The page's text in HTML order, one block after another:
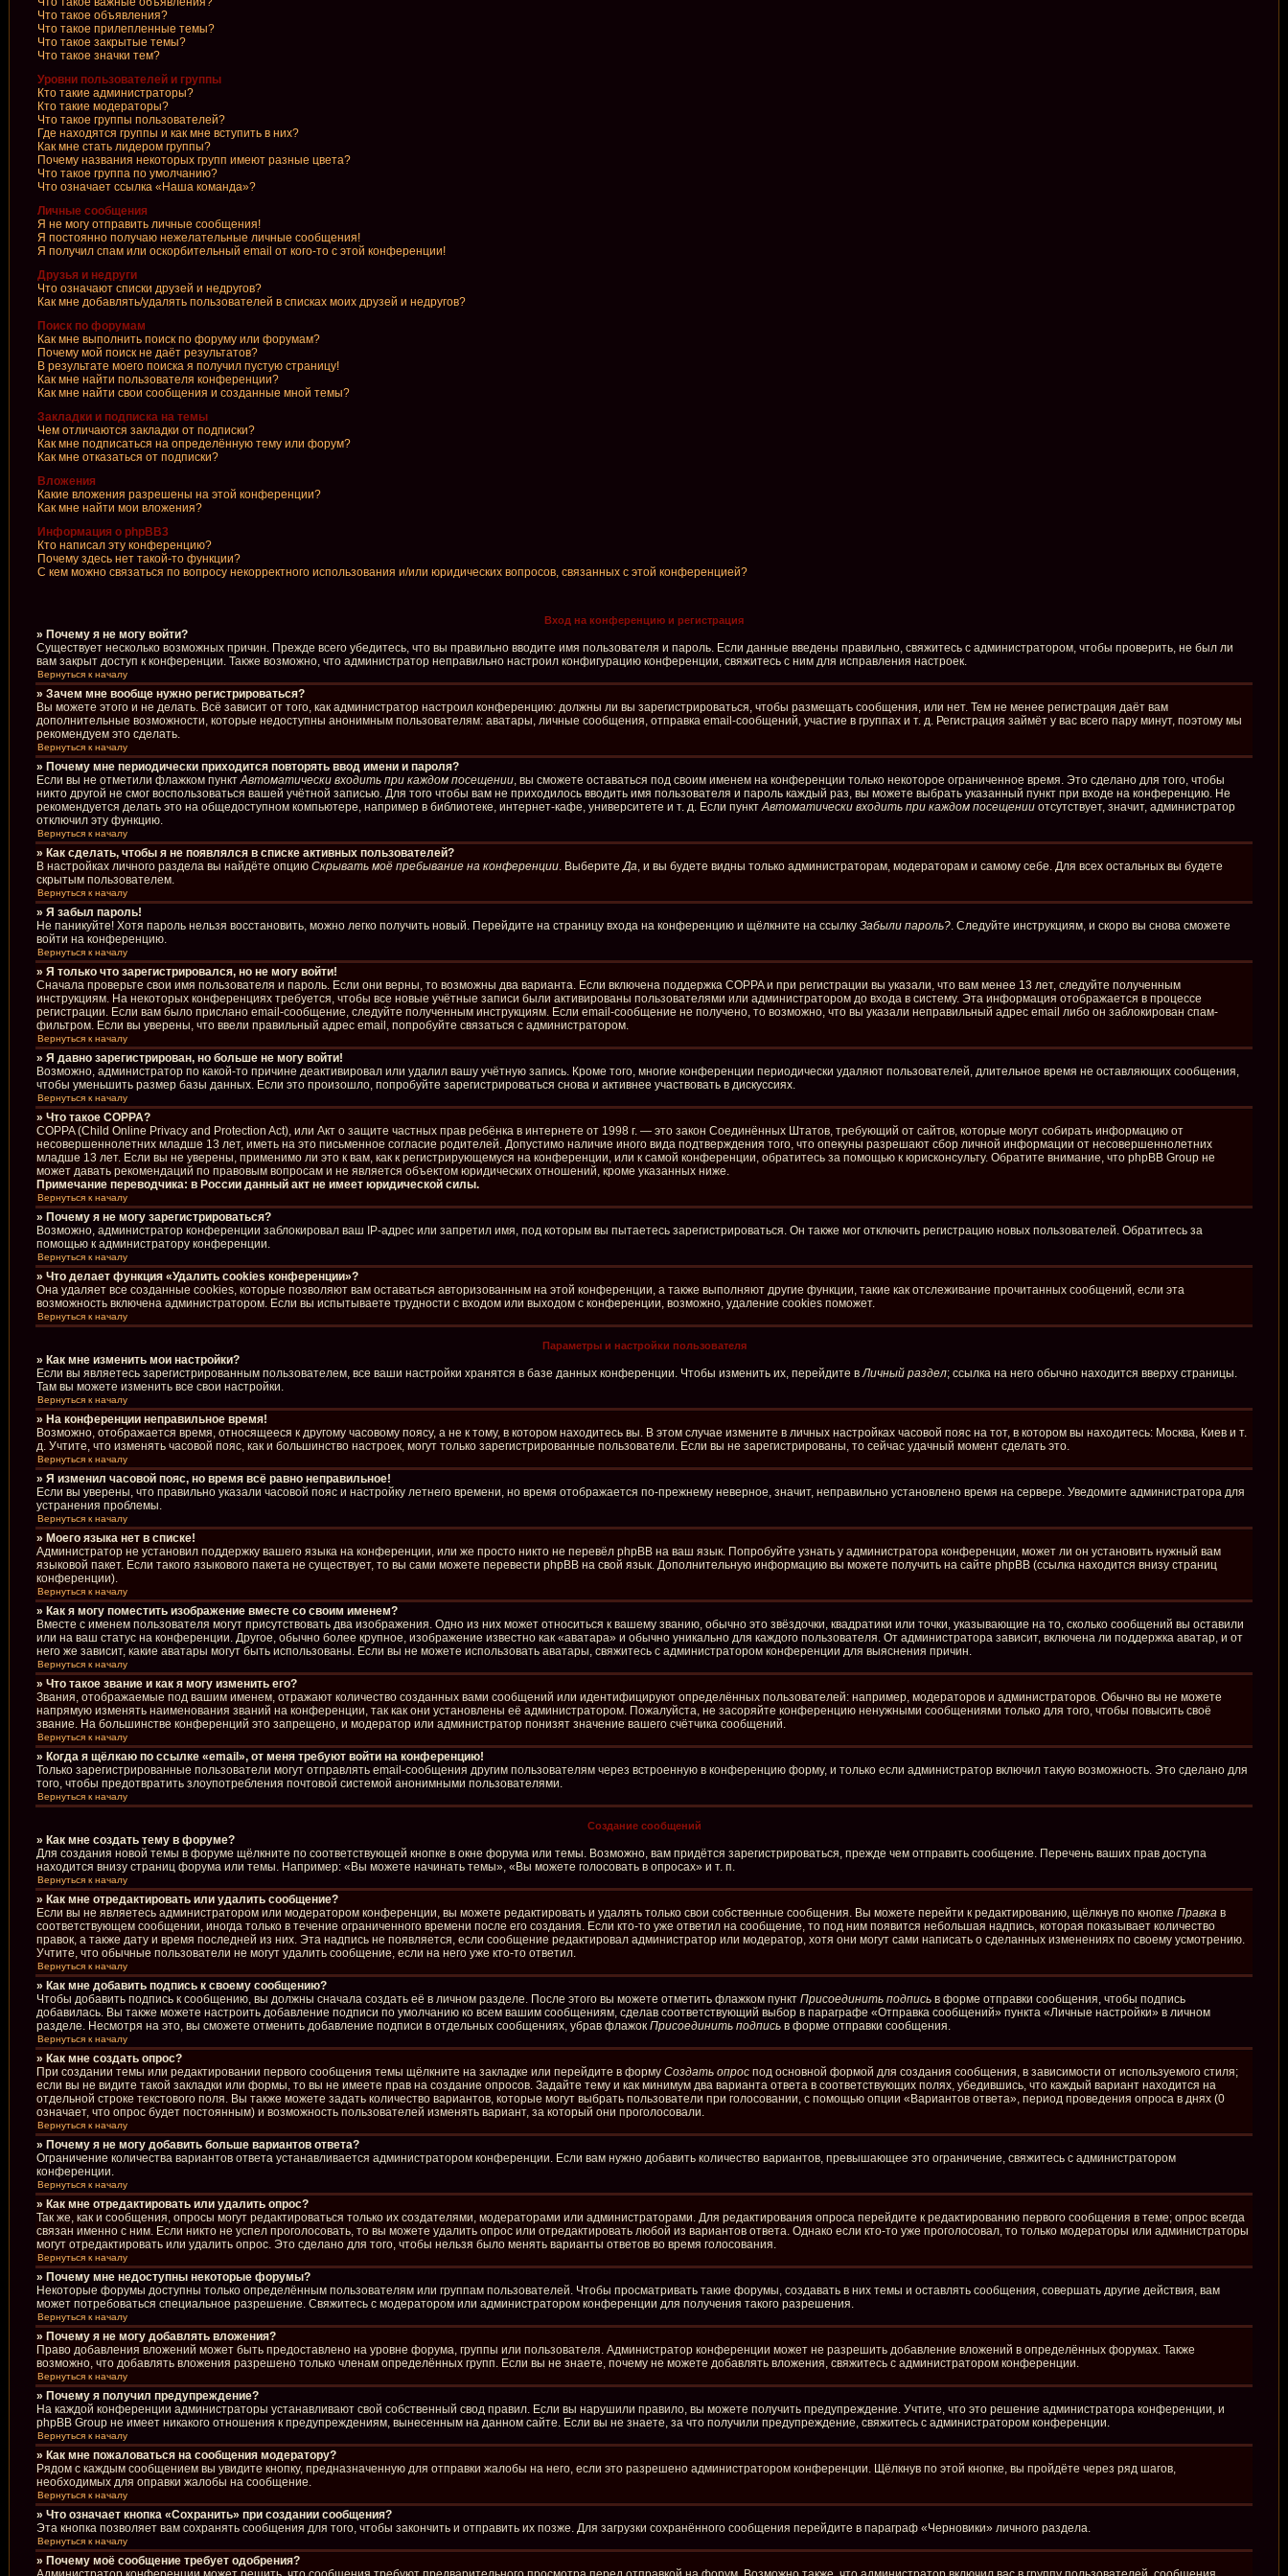
Что такое объявления?
Что такое прилепленные темы?
Что такое закрытые темы?
Что такое значки тем?
Уровни пользователей и группы
Кто такие администраторы?
Кто такие модераторы?
Что такое группы пользователей?
Где находятся группы и как мне вступить в них?
Как мне стать лидером группы?
Почему названия некоторых групп имеют разные цвета?
Что такое группа по умолчанию?
Что означает ссылка «Наша команда»?
Личные сообщения
Я не могу отправить личные сообщения!
Я постоянно получаю нежелательные личные сообщения!
Я получил спам или оскорбительный email от кого-то с этой конференции!
Друзья и недруги
Что означают списки друзей и недругов?
Как мне добавлять/удалять пользователей в списках моих друзей и недругов?
Поиск по форумам
Как мне выполнить поиск по форуму или форумам?
Почему мой поиск не даёт результатов?
В результате моего поиска я получил пустую страницу!
Как мне найти пользователя конференции?
Как мне найти свои сообщения и созданные мной темы?
Закладки и подписка на темы
Чем отличаются закладки от подписки?
Как мне подписаться на определённую тему или форум?
Как мне отказаться от подписки?
Вложения
Какие вложения разрешены на этой конференции?
Как мне найти мои вложения?
Информация о phpBB3
Кто написал эту конференцию?
Почему здесь нет такой-то функции?
С кем можно связаться по вопросу некорректного использования и/или юридических вопросов, связанных с этой конференцией?
Вход на конференцию и регистрация
» Почему я не могу войти?
Существует несколько возможных причин. Прежде всего убедитесь, что вы правильно вводите имя пользователя и пароль. Если данные введены правильно, свяжитесь с администратором, чтобы проверить, не был ли
вам закрыт доступ к конференции. Также возможно, что администратор неправильно настроил конфигурацию конференции, свяжитесь с ним для исправления настроек.
Вернуться к началу
» Зачем мне вообще нужно регистрироваться?
Вы можете этого и не делать. Всё зависит от того, как администратор настроил конференцию: должны ли вы зарегистрироваться, чтобы размещать сообщения, или нет. Тем не менее регистрация даёт вам
дополнительные возможности, которые недоступны анонимным пользователям: аватары, личные сообщения, отправка email-сообщений, участие в группах и т. д. Регистрация займёт у вас всего пару минут, поэтому мы
рекомендуем это сделать.
Вернуться к началу
» Почему мне периодически приходится повторять ввод имени и пароля?
Если вы не отметили флажком пунктАвтоматически входить при каждом посещении, вы сможете оставаться под своим именем на конференции только некоторое ограниченное время. Это сделано для того, чтобы
никто другой не смог воспользоваться вашей учётной записью. Для того чтобы вам не приходилось вводить имя пользователя и пароль каждый раз, вы можете выбрать указанный пункт при входе на конференцию. Не
рекомендуется делать это на общедоступном компьютере, например в библиотеке, интернет-кафе, университете и т. д. Если пунктАвтоматически входить при каждом посещении отсутствует, значит, администратор
отключил эту функцию.
Вернуться к началу
» Как сделать, чтобы я не появлялся в списке активных пользователей?
В настройках личного раздела вы найдёте опцию Скрывать моё пребывание на конференции. ВыберитеДа, и вы будете видны только администраторам, модераторам и самому себе. Для всех остальных вы будете
скрытым пользователем.
Вернуться к началу
» Я забыл пароль!
Не паникуйте! Хотя пароль нельзя восстановить, можно легко получить новый. Перейдите на страницу входа на конференцию и щёлкните на ссылку Забыли пароль?. Следуйте инструкциям, и скоро вы снова сможете
войти на конференцию.
Вернуться к началу
» Я только что зарегистрировался, но не могу войти!
Сначала проверьте свои имя пользователя и пароль. Если они верны, то возможны два варианта. Если включена поддержка COPPA и при регистрации вы указали, что вам менее 13 лет, следуйте полученным
инструкциям. На некоторых конференциях требуется, чтобы все новые учётные записи были активированы пользователями или администратором до входа в систему. Эта информация отображается в процессе
регистрации. Если вам было прислано email-сообщение, следуйте полученным инструкциям. Если email-сообщение не получено, то возможно, что вы указали неправильный адрес email либо он заблокирован спам-
фильтром. Если вы уверены, что ввели правильный адрес email, попробуйте связаться с администратором.
Вернуться к началу
» Я давно зарегистрирован, но больше не могу войти!
Возможно, администратор по какой-то причине деактивировал или удалил вашу учётную запись. Кроме того, многие конференции периодически удаляют пользователей, длительное время не оставляющих сообщения,
чтобы уменьшить размер базы данных. Если это произошло, попробуйте зарегистрироваться снова и активнее участвовать в дискуссиях.
Вернуться к началу
» Что такое COPPA?
COPPA (Child Online Privacy and Protection Act), или Акт о защите частных прав ребёнка в интернете от 1998 г. — это закон Соединённых Штатов, требующий от сайтов, которые могут собирать информацию от
несовершеннолетних младше 13 лет, иметь на это письменное согласие родителей. Допустимо наличие иного вида подтверждения того, что опекуны разрешают сбор личной информации от несовершеннолетних
младше 13 лет. Если вы не уверены, применимо ли это к вам, как к регистрирующемуся на конференции, или к самой конференции, обратитесь за помощью к юрисконсульту. Обратите внимание, что phpBB Group не
может давать рекомендаций по правовым вопросам и не является объектом юридических отношений, кроме указанных ниже.
Примечание переводчика: в России данный акт не имеет юридической силы.
Вернуться к началу
» Почему я не могу зарегистрироваться?
Возможно, администратор конференции заблокировал ваш IP-адрес или запретил имя, под которым вы пытаетесь зарегистрироваться. Он также мог отключить регистрацию новых пользователей. Обратитесь за
помощью к администратору конференции.
Вернуться к началу
» Что делает функция «Удалить cookies конференции»?
Она удаляет все созданные cookies, которые позволяют вам оставаться авторизованным на этой конференции, а также выполняют другие функции, такие как отслеживание прочитанных сообщений, если эта
возможность включена администратором. Если вы испытываете трудности с входом или выходом с конференции, возможно, удаление cookies поможет.
Вернуться к началу
Параметры и настройки пользователя
» Как мне изменить мои настройки?
Если вы являетесь зарегистрированным пользователем, все ваши настройки хранятся в базе данных конференции. Чтобы изменить их, перейдите вЛичный раздел; ссылка на него обычно находится вверху страницы.
Там вы можете изменить все свои настройки.
Вернуться к началу
» На конференции неправильное время!
Возможно, отображается время, относящееся к другому часовому поясу, а не к тому, в котором находитесь вы. В этом случае измените в личных настройках часовой пояс на тот, в котором вы находитесь: Москва, Киев и т.
д. Учтите, что изменять часовой пояс, как и большинство настроек, могут только зарегистрированные пользователи. Если вы не зарегистрированы, то сейчас удачный момент сделать это.
Вернуться к началу
» Я изменил часовой пояс, но время всё равно неправильное!
Если вы уверены, что правильно указали часовой пояс и настройку летнего времени, но время отображается по-прежнему неверное, значит, неправильно установлено время на сервере. Уведомите администратора для
устранения проблемы.
Вернуться к началу
» Моего языка нет в списке!
Администратор не установил поддержку вашего языка на конференции, или же просто никто не перевёл phpBB на ваш язык. Попробуйте узнать у администратора конференции, может ли он установить нужный вам
языковой пакет. Если такого языкового пакета не существует, то вы сами можете перевести phpBB на свой язык. Дополнительную информацию вы можете получить на сайте phpBB (ссылка находится внизу страниц
конференции).
Вернуться к началу
» Как я могу поместить изображение вместе со своим именем?
Вместе с именем пользователя могут присутствовать два изображения. Одно из них может относиться к вашему званию, обычно это звёздочки, квадратики или точки, указывающие на то, сколько сообщений вы оставили
или на ваш статус на конференции. Другое, обычно более крупное, изображение известно как «аватара» и обычно уникально для каждого пользователя. От администратора зависит, включена ли поддержка аватар, и от
него же зависит, какие аватары могут быть использованы. Если вы не можете использовать аватары, свяжитесь с администратором конференции для выяснения причин.
Вернуться к началу
» Что такое звание и как я могу изменить его?
Звания, отображаемые под вашим именем, отражают количество созданных вами сообщений или идентифицируют определённых пользователей: например, модераторов и администраторов. Обычно вы не можете
напрямую изменять наименования званий на конференции, так как они установлены её администратором. Пожалуйста, не засоряйте конференцию ненужными сообщениями только для того, чтобы повысить своё
звание. На большинстве конференций это запрещено, и модератор или администратор понизят значение вашего счётчика сообщений.
Вернуться к началу
» Когда я щёлкаю по ссылке «email», от меня требуют войти на конференцию!
Только зарегистрированные пользователи могут отправлять email-сообщения другим пользователям через встроенную в конференцию форму, и только если администратор включил такую возможность. Это сделано для
того, чтобы предотвратить злоупотребления почтовой системой анонимными пользователями.
Вернуться к началу
Создание сообщений
» Как мне создать тему в форуме?
Для создания новой темы в форуме щёлкните по соответствующей кнопке в окне форума или темы. Возможно, вам придётся зарегистрироваться, прежде чем отправить сообщение. Перечень ваших прав доступа
находится внизу страниц форума или темы. Например: «Вы можете начинать темы», «Вы можете голосовать в опросах» и т. п.
Вернуться к началу
» Как мне отредактировать или удалить сообщение?
Если вы не являетесь администратором или модератором конференции, вы можете редактировать и удалять только свои собственные сообщения. Вы можете перейти к редактированию, щёлкнув по кнопке Правка в
соответствующем сообщении, иногда только в течение ограниченного времени после его создания. Если кто-то уже ответил на сообщение, то под ним появится небольшая надпись, которая показывает количество
правок, а также дату и время последней из них. Эта надпись не появляется, если сообщение редактировал администратор или модератор, хотя они могут сами написать о сделанных изменениях по своему усмотрению.
Учтите, что обычные пользователи не могут удалить сообщение, если на него уже кто-то ответил.
Вернуться к началу
» Как мне добавить подпись к своему сообщению?
Чтобы добавить подпись к сообщению, вы должны сначала создать её в личном разделе. После этого вы можете отметить флажком пункт Присоединить подпись в форме отправки сообщения, чтобы подпись
добавилась. Вы также можете настроить добавление подписи по умолчанию ко всем вашим сообщениям, сделав соответствующий выбор в параграфе «Отправка сообщений» пункта «Личные настройки» в личном
разделе. Несмотря на это, вы сможете отменить добавление подписи в отдельных сообщениях, убрав флажок Присоединить подпись в форме отправки сообщения.
Вернуться к началу
» Как мне создать опрос?
При создании темы или редактировании первого сообщения темы щёлкните на закладке или перейдите в форму Создать опрос под основной формой для создания сообщения, в зависимости от используемого стиля;
если вы не видите такой закладки или формы, то вы не имеете прав на создание опросов. Задайте тему и как минимум два варианта ответа в соответствующих полях, убедившись, что каждый вариант находится на
отдельной строке текстового поля. Вы также можете задать количество вариантов, которые могут выбрать пользователи при голосовании, с помощью опции «Вариантов ответа», период проведения опроса в днях (0
означает, что опрос будет постоянным) и возможность пользователей изменять вариант, за который они проголосовали.
Вернуться к началу
» Почему я не могу добавить больше вариантов ответа?
Ограничение количества вариантов ответа устанавливается администратором конференции. Если вам нужно добавить количество вариантов, превышающее это ограничение, свяжитесь с администратором
конференции.
Вернуться к началу
» Как мне отредактировать или удалить опрос?
Так же, как и сообщения, опросы могут редактироваться только их создателями, модераторами или администраторами. Для редактирования опроса перейдите к редактированию первого сообщения в теме; опрос всегда
связан именно с ним. Если никто не успел проголосовать, то вы можете удалить опрос или отредактировать любой из вариантов ответа. Однако если кто-то уже проголосовал, то только модераторы или администраторы
могут отредактировать или удалить опрос. Это сделано для того, чтобы нельзя было менять варианты ответов во время голосования.
Вернуться к началу
» Почему мне недоступны некоторые форумы?
Некоторые форумы доступны только определённым пользователям или группам пользователей. Чтобы просматривать такие форумы, создавать в них темы и оставлять сообщения, совершать другие действия, вам
может потребоваться специальное разрешение. Свяжитесь с модератором или администратором конференции для получения такого разрешения.
Вернуться к началу
» Почему я не могу добавлять вложения?
Право добавления вложений может быть предоставлено на уровне форума, группы или пользователя. Администратор конференции может не разрешить добавление вложений в определённых форумах. Также
возможно, что добавлять вложения разрешено только членам определённых групп. Если вы не знаете, почему не можете добавлять вложения, свяжитесь с администратором конференции.
Вернуться к началу
» Почему я получил предупреждение?
На каждой конференции администраторы устанавливают свой собственный свод правил. Если вы нарушили правило, вы можете получить предупреждение. Учтите, что это решение администратора конференции, и
phpBB Group не имеет никакого отношения к предупреждениям, вынесенным на данном сайте. Если вы не знаете, за что получили предупреждение, свяжитесь с администратором конференции.
Вернуться к началу
» Как мне пожаловаться на сообщения модератору?
Рядом с каждым сообщением вы увидите кнопку, предназначенную для отправки жалобы на него, если это разрешено администратором конференции. Щёлкнув по этой кнопке, вы пройдёте через ряд шагов,
необходимых для оправки жалобы на сообщение.
Вернуться к началу
» Что означает кнопка «Сохранить» при создании сообщения?
Эта кнопка позволяет вам сохранять сообщения для того, чтобы закончить и отправить их позже. Для загрузки сохранённого сообщения перейдите в параграф «Черновики» личного раздела.
Вернуться к началу
» Почему моё сообщение требует одобрения?